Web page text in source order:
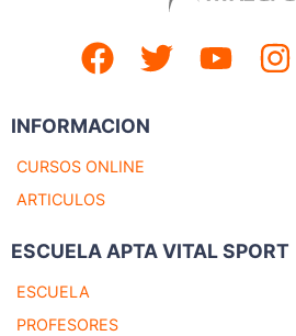
INFORMACION
CURSOS ONLINE
ARTICULOS
ESCUELA APTA VITAL SPORT
ESCUELA
PROFESORES